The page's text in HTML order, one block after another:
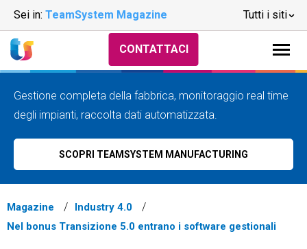
Sei in: TeamSystem Magazine Tutti i siti
CONTATTACI
Gestione completa della fabbrica, monitoraggio real time
degli impianti, raccolta dati automatizzata.
SCOPRI TEAMSYSTEM MANUFACTURING
Magazine
Industry 4.0
Nel bonus Transizione 5.0 entrano i software gestionali